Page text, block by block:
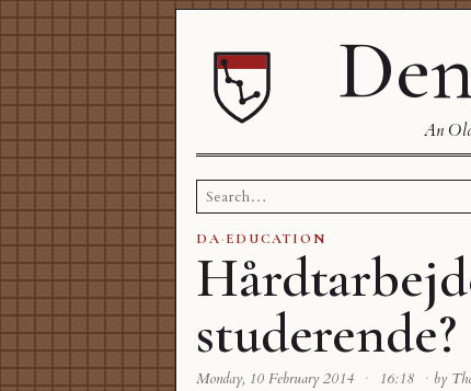
An
Search
for:
DA·EDUCATION
studerende?
Monday, 10 February 2014 · 16:18 · by